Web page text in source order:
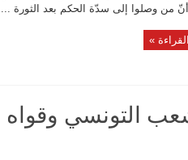
أنّ من وصلوا إلى سدّة الحكم بعد الثورة ...
»
التونسي وقواه